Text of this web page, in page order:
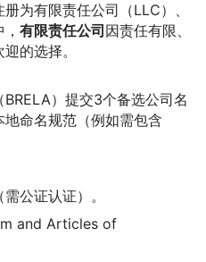
为有限责任公司（LLC）、
有限责任公司 因责任有限、
的选择。
）提交3个备选公司名
命名规范（例如需包含
公证认证）。
and Articles of